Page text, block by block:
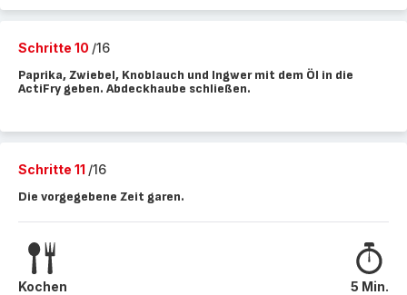
Schritte 10 /16
Paprika, Zwiebel, Knoblauch und Ingwer mit dem Öl in die
ActiFry geben. Abdeckhaube schließen.
Schritte 11 /16
Die vorgegebene Zeit garen.
Kochen 5 Min.